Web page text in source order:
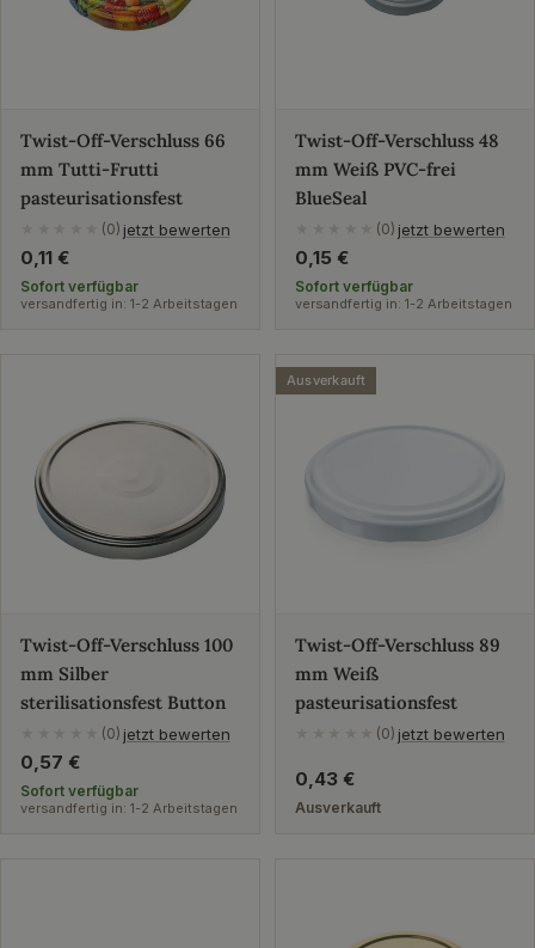
Twist-Off-Verschluss 66
mm Tutti-Frutti
pasteurisationsfest
(0) jetzt bewerten
Regulärer
Preis
0,11 €
Sofort verfügbar
versandfertig in: 1-2 Arbeitstagen
Twist-Off-Verschluss 48
mm Weiß PVC-frei
BlueSeal
(0) jetzt bewerten
Regulärer
Preis
0,15 €
Sofort verfügbar
versandfertig in: 1-2 Arbeitstagen
Twist-Off-Verschluss 100
mm Silber
sterilisationsfest Button
(0) jetzt bewerten
Regulärer
Preis
0,57 €
Sofort verfügbar
versandfertig in: 1-2 Arbeitstagen
Ausverkauft
Twist-Off-Verschluss 89
mm Weiß
pasteurisationsfest
(0) jetzt bewerten
Regulärer
Preis
0,43 €
Ausverkauft